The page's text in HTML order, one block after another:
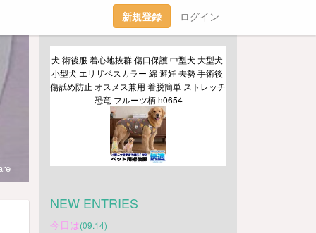
新規登録 ログイン
犬 術後服 着心地抜群 傷口保護 中型犬 大型犬
小型犬 エリザベスカラー 綿 避妊 去勢 手術後
傷舐め防止 オスメス兼用 着脱簡単 ストレッチ
恐竜 フルーツ柄 h0654
NEW ENTRIES
今日は(09.14)